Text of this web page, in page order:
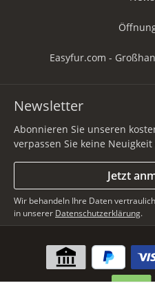
Easyfur.com -
Newsletter
Abonnieren Sie unseren
verpassen Sie keine
Jetzt
Wir behandeln Ihre Daten
in unserer Datenschutzerklärung.